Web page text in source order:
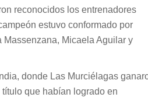
reconocidos los entrenadores
estuvo conformado por
Micaela Aguilar y
donde Las Murciélagas
que habían logrado en